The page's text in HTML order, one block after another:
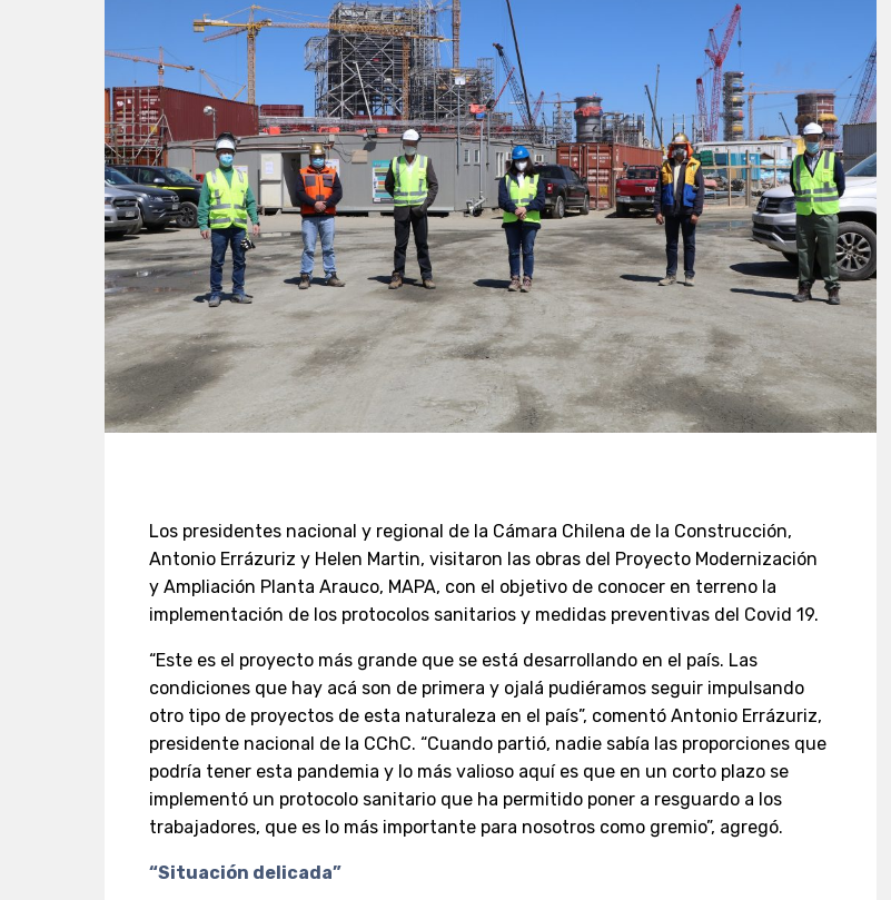
Los presidentes nacional y regional de la Cámara Chilena de la Construcción,
Antonio Errázuriz y Helen Martin, visitaron las obras del Proyecto Modernización
y Ampliación Planta Arauco, MAPA, con el objetivo de conocer en terreno la
implementación de los protocolos sanitarios y medidas preventivas del Covid 19.
“Este es el proyecto más grande que se está desarrollando en el país. Las
condiciones que hay acá son de primera y ojalá pudiéramos seguir impulsando
otro tipo de proyectos de esta naturaleza en el país”, comentó Antonio Errázuriz,
presidente nacional de la CChC. “Cuando partió, nadie sabía las proporciones que
podría tener esta pandemia y lo más valioso aquí es que en un corto plazo se
implementó un protocolo sanitario que ha permitido poner a resguardo a los
trabajadores, que es lo más importante para nosotros como gremio”, agregó.
“Situación delicada”